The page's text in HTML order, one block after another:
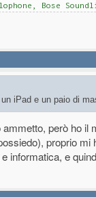
Bose
iPad e un paio di
ammetto, però ho
proprio
informatica, e